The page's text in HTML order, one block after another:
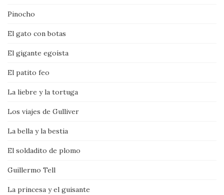
Pinocho
El gato con botas
El gigante egoísta
El patito feo
La liebre y la tortuga
Los viajes de Gulliver
La bella y la bestia
El soldadito de plomo
Guillermo Tell
La princesa y el guisante